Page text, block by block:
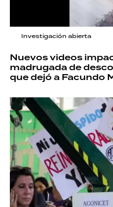
Investigación abierta
Nuevos videos
madrugada de
que dejó a Facundo